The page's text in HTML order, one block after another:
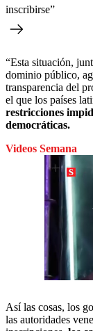
inscribirse”
“Esta situación,
dominio público,
transparencia del
el que los países
restricciones
democráticas.
Videos Semana
Así las cosas, los
las autoridades